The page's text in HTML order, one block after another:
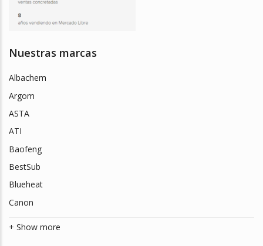
Nuestras marcas
Albachem
Argom
ASTA
ATI
Baofeng
BestSub
Blueheat
Canon
+ Show more